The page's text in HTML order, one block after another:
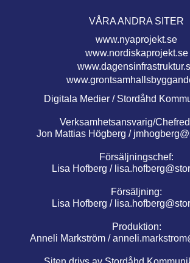
VÅRA ANDRA SITER
www.nyaprojekt.se
www.nordiskaprojekt.se
Digitala Medier / Stordåhd
Verksamhetsansvarig/
Jon Mattias Högberg /
Försäljningschef:
Lisa Hofberg /
Försäljning:
Lisa Hofberg /
Produktion:
Anneli Markström /